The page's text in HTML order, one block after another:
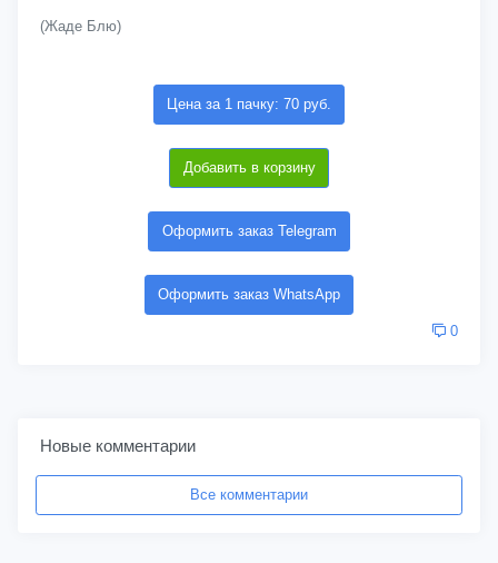
(Жаде Блю)
Цена за 1 пачку: 70 руб.
Добавить в корзину
Оформить заказ Telegram
Оформить заказ WhatsApp
0
Новые комментарии
Все комментарии